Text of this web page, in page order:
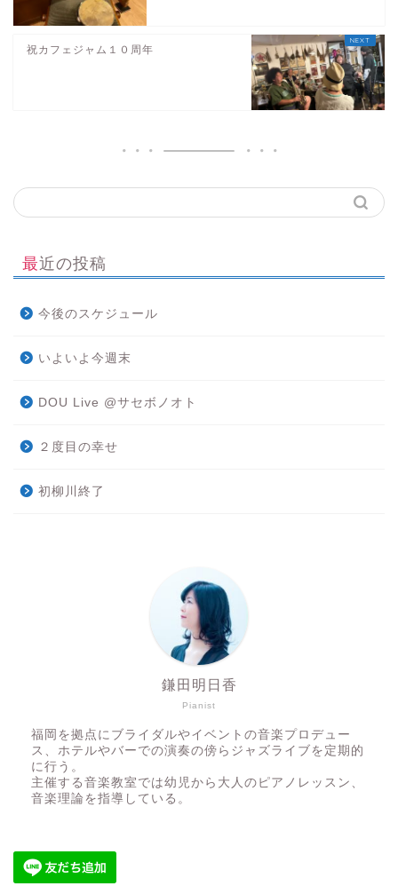
祝カフェジャム１０周年
最近の投稿
今後のスケジュール
いよいよ今週末
DOU Live @サセボノオト
２度目の幸せ
初柳川終了
Pianist
鎌田明日香
福岡を拠点にブライダルやイベントの音楽プロデュー
ス、ホテルやバーでの演奏の傍らジャズライブを定期的
に行う。
主催する音楽教室では幼児から大人のピアノレッスン、
音楽理論を指導している。